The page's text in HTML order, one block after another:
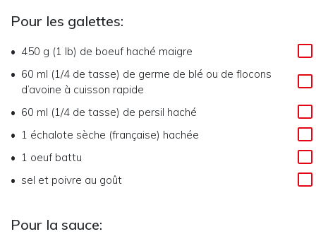
Pour les galettes:
450 g (1 lb) de boeuf haché maigre
60 ml (1/4 de tasse) de germe de blé ou de flocons
d’avoine à cuisson rapide
60 ml (1/4 de tasse) de persil haché
1 échalote sèche (française) hachée
1 oeuf battu
sel et poivre au goût
Pour la sauce: